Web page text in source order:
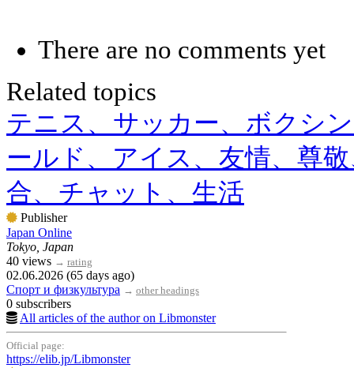
There are no comments yet
Related topics
テニス、サッカー、ボクシ
ールド、アイス、友情、尊
合、チャット、生活
Publisher
Japan Online
Tokyo, Japan
40 views → rating
02.06.2026 (65 days ago)
Спорт и физкультура → other headings
0 subscribers
All articles of the author on Libmonster
Official page:
https://elib.jp/Libmonster